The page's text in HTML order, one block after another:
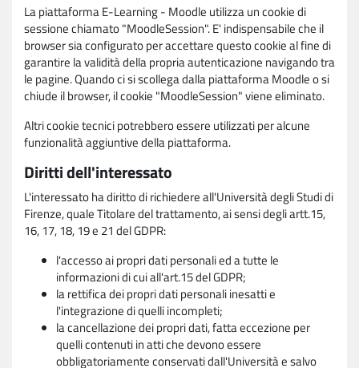
La piattaforma E-Learning - Moodle utilizza un cookie di
sessione chiamato "MoodleSession". E' indispensabile che il
browser sia configurato per accettare questo cookie al fine di
garantire la validità della propria autenticazione navigando tra
le pagine. Quando ci si scollega dalla piattaforma Moodle o si
chiude il browser, il cookie "MoodleSession" viene eliminato.
Altri cookie tecnici potrebbero essere utilizzati per alcune
funzionalità aggiuntive della piattaforma.
Diritti dell'interessato
L'interessato ha diritto di richiedere all'Università degli Studi di
Firenze, quale Titolare del trattamento, ai sensi degli artt.15,
16, 17, 18, 19 e 21 del GDPR:
l'accesso ai propri dati personali ed a tutte le
informazioni di cui all'art.15 del GDPR;
la rettifica dei propri dati personali inesatti e
l'integrazione di quelli incompleti;
la cancellazione dei propri dati, fatta eccezione per
quelli contenuti in atti che devono essere
obbligatoriamente conservati dall'Università e salvo